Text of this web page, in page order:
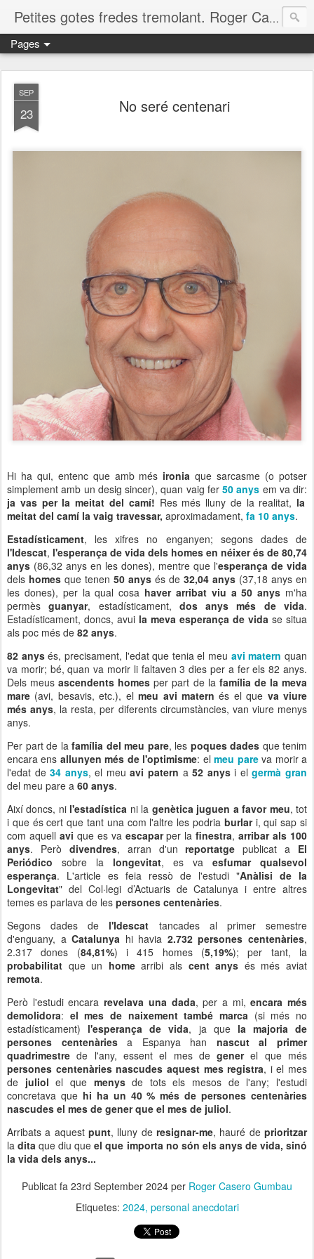
Petites gotes fredes tremolant. Roger Casero Gumbau. Girona
Pages
SEP
23 No seré centenari
Hi ha qui, entenc que amb més ironia que sarcasme (o potser
simplement amb un desig sincer), quan vaig fer 50 anys em va dir:
ja vas per la meitat del camí! Res més lluny de la realitat, la
meitat del camí la vaig travessar, aproximadament, fa 10 anys.
Estadísticament, les xifres no enganyen; segons dades de
l'Idescat, l'esperança de vida dels homes en néixer és de 80,74
anys (86,32 anys en les dones), mentre que l'esperança de vida
dels homes que tenen 50 anys és de 32,04 anys (37,18 anys en
les dones), per la qual cosa haver arribat viu a 50 anys m'ha
permèsguanyar, estadísticament, dos anys més de vida.
Estadísticament, doncs, avui la meva esperança de vida se situa
als poc més de 82 anys.
82 anysés, precisament, l'edat que tenia el meu avi matern quan
va morir; bé, quan va morir li faltaven 3 dies per a fer els 82 anys.
Dels meusascendents homes per part de lafamília de la meva
mare (avi, besavis, etc.), elmeu avi maternés el que va viure
més anys, la resta, per diferents circumstàncies, van viure menys
anys.
Per part de la família del meu pare, les poques dades que tenim
encara ens allunyen més de l'optimisme: elmeu pareva morir a
l'edat de34 anys, el meuavi patern a52 anysi elgermà gran
del meu pare a 60 anys.
Així doncs, ni l'estadística ni la genètica juguen a favor meu, tot
i que és cert que tant una com l'altre les podria burlari, qui sap si
com aquell avi que es va escaparper lafinestra,arribar als 100
anys. Però divendres, arran d'unreportatgepublicat a El
Periódico sobre la longevitat, es va esfumar qualsevol
esperança. L'article es feia ressò de l'estudi "Anàlisi de la
Longevitat" del Col·legi d’Actuaris de Catalunya i entre altres
temes es parlava de les persones centenàries.
Segons dades de l'Idescat tancades al primer semestre
d'enguany, aCatalunya hi havia 2.732 persones centenàries,
2.317 dones (84,81%) i 415 homes (5,19%); per tant, la
probabilitat que un homearribi als cent anys és més aviat
remota.
Però l'estudi encararevelava una dada, per a mi, encara més
demolidora: el mes de naixement també marca (si més no
estadísticament) l'esperança de vida, ja que la majoria de
persones centenàriesa Espanya han nascut al primer
quadrimestre de l'any, essent el mes degenerel que més
persones centenàries nascudes aquest mes registra, i el mes
de juliolel que menysde tots els mesos de l'any; l'estudi
concretava quehi ha un 40 % més de persones centenàries
nascudes el mes de gener que el mes de juliol.
Arribats a aquest punt, lluny deresignar-me, hauré deprioritzar
ladita que diu queel que importa no són els anys de vida, sinó
la vida dels anys...
Publicat fa 23rd September 2024 per Roger Casero Gumbau
Etiquetes: 2024 personal anecdotari